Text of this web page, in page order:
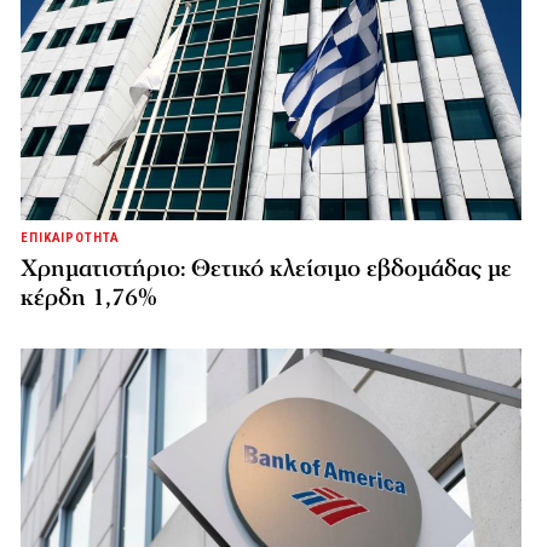
ΕΠΙΚΑΙΡΟΤΗΤΑ
Χρηματιστήριο: Θετικό κλείσιμο εβδομάδας με
κέρδη 1,76%